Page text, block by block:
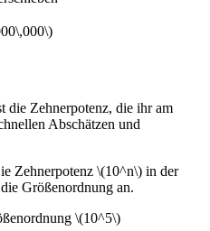
die Zehnerpotenz, die ihr am
Abschätzen und
Zehnerpotenz \(10^n\) in der
Größenordnung an.
\(10^5\)